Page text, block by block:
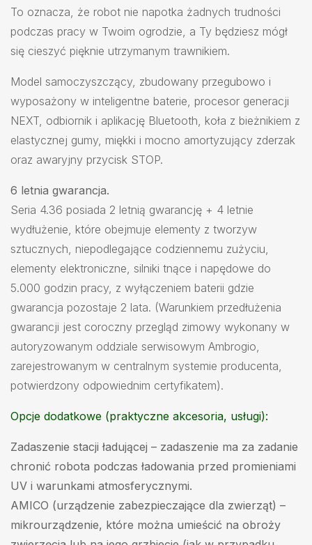
To oznacza, że robot nie napotka żadnych trudności
podczas pracy w Twoim ogrodzie, a Ty będziesz mógł
się cieszyć pięknie utrzymanym trawnikiem.
Model samoczyszczący, zbudowany przegubowo i
wyposażony w inteligentne baterie, procesor generacji
NEXT, odbiornik i aplikację Bluetooth, koła z bieżnikiem z
elastycznej gumy, miękki i mocno amortyzujący zderzak
oraz awaryjny przycisk STOP.
6 letnia gwarancja.
Seria 4.36 posiada 2 letnią gwarancję + 4 letnie
wydłużenie, które obejmuje elementy z tworzyw
sztucznych, niepodlegające codziennemu zużyciu,
elementy elektroniczne, silniki tnące i napędowe do
5.000 godzin pracy, z wyłączeniem baterii gdzie
gwarancja pozostaje 2 lata. (Warunkiem przedłużenia
gwarancji jest coroczny przegląd zimowy wykonany w
autoryzowanym oddziale serwisowym Ambrogio,
zarejestrowanym w centralnym systemie producenta,
potwierdzony odpowiednim certyfikatem).
Opcje dodatkowe (praktyczne akcesoria, usługi):
Zadaszenie stacji ładującej – zadaszenie ma za zadanie
chronić robota podczas ładowania przed promieniami
UV i warunkami atmosferycznymi.
AMICO (urządzenie zabezpieczające dla zwierząt) –
mikrourządzenie, które można umieścić na obroży